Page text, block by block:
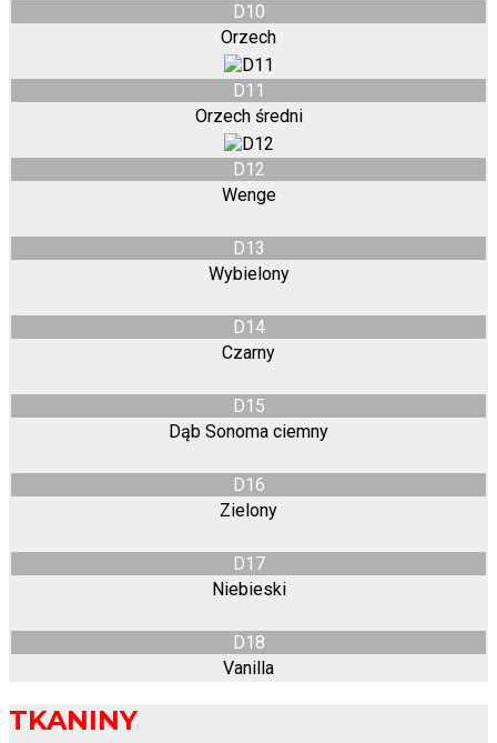
D10
Orzech
D11
Orzech średni
D12
Wenge
D13
Wybielony
D14
Czarny
D15
Dąb Sonoma ciemny
D16
Zielony
D17
Niebieski
D18
Vanilla
TKANINY